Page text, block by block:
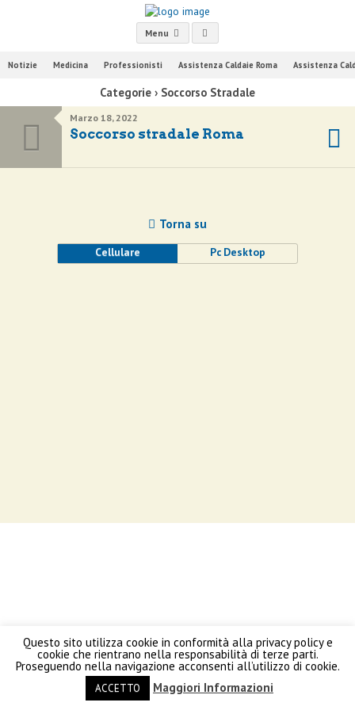
Menu
Notizie Medicina Professionisti Assistenza Caldaie Roma Assistenza
Categorie › Soccorso Stradale
Marzo 18, 2022
Soccorso stradale Roma
Questo sito utilizza cookie in conformità alla privacy policy e
cookie che rientrano nella responsabilità di terze parti.
Proseguendo nella navigazione acconsenti all’utilizzo di cookie.
ACCETTO Maggiori Informazioni
Torna su
Cellulare Pc Desktop